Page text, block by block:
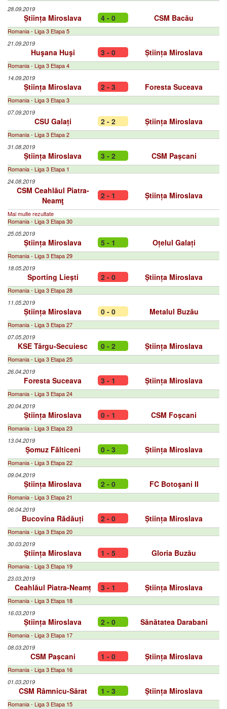
28.09.2019
Știința Miroslava 4 - 0 CSM Bacău
Romania - Liga 3 Etapa 5
21.09.2019
Huşana Huşi 3 - 0 Știința Miroslava
Romania - Liga 3 Etapa 4
14.09.2019
Știința Miroslava 2 - 3 Foresta Suceava
Romania - Liga 3 Etapa 3
07.09.2019
CSU Galați 2 - 2 Știința Miroslava
Romania - Liga 3 Etapa 2
31.08.2019
Știința Miroslava 3 - 2 CSM Pașcani
Romania - Liga 3 Etapa 1
24.08.2019
CSM Ceahlăul Piatra-
Neamţ
2 - 1 Știința Miroslava
Mai multe rezultate
Romania - Liga 3 Etapa 30
25.05.2019
Știința Miroslava 5 - 1 Oțelul Galați
Romania - Liga 3 Etapa 29
18.05.2019
Sporting Liești 2 - 0 Știința Miroslava
Romania - Liga 3 Etapa 28
11.05.2019
Știința Miroslava 0 - 0 Metalul Buzău
Romania - Liga 3 Etapa 27
07.05.2019
KSE Târgu-Secuiesc 0 - 2 Știința Miroslava
Romania - Liga 3 Etapa 25
26.04.2019
Foresta Suceava 3 - 1 Știința Miroslava
Romania - Liga 3 Etapa 24
20.04.2019
Știința Miroslava 0 - 1 CSM Foșcani
Romania - Liga 3 Etapa 23
13.04.2019
Şomuz Fălticeni 0 - 3 Știința Miroslava
Romania - Liga 3 Etapa 22
09.04.2019
Știința Miroslava 2 - 0 FC Botoşani II
Romania - Liga 3 Etapa 21
06.04.2019
Bucovina Rădăuți 2 - 0 Știința Miroslava
Romania - Liga 3 Etapa 20
30.03.2019
Știința Miroslava 1 - 5 Gloria Buzău
Romania - Liga 3 Etapa 19
23.03.2019
Ceahlăul Piatra-Neamț 3 - 1 Știința Miroslava
Romania - Liga 3 Etapa 18
16.03.2019
Știința Miroslava 2 - 0 Sănătatea Darabani
Romania - Liga 3 Etapa 17
08.03.2019
CSM Pașcani 1 - 0 Știința Miroslava
Romania - Liga 3 Etapa 16
01.03.2019
CSM Râmnicu-Sărat 1 - 3 Știința Miroslava
Romania - Liga 3 Etapa 15